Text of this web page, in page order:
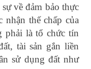
về đảm bảo thực
thế chấp của
phải là tổ chức tín
tài sản gắn liền
sử dụng đất như